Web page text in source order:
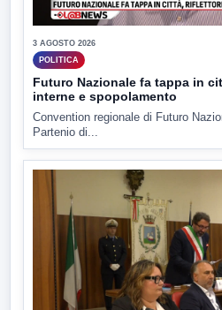
3 AGOSTO 2026
POLITICA
Futuro Nazionale fa tappa in
interne e spopolamento
Convention regionale di Futuro
Partenio di...